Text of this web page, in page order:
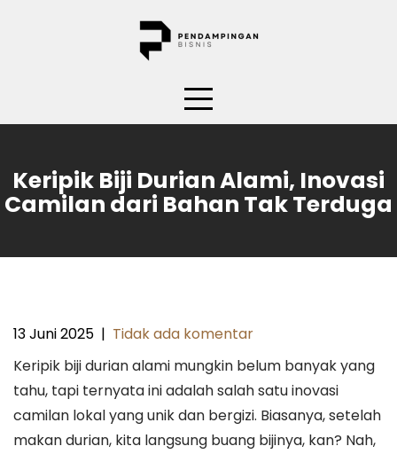
Keripik Biji Durian Alami, Inovasi
Camilan dari Bahan Tak Terduga
13 Juni 2025 | Tidak ada komentar
Keripik biji durian alami mungkin belum banyak yang
tahu, tapi ternyata ini adalah salah satu inovasi
camilan lokal yang unik dan bergizi. Biasanya, setelah
makan durian, kita langsung buang bijinya, kan? Nah,